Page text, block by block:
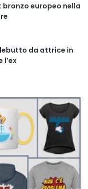
europeo nella
da attrice in
l’ex